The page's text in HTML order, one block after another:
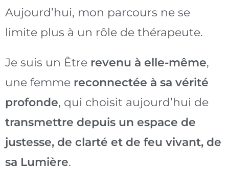
Aujourd’hui, mon parcours ne se
limite plus à un rôle de thérapeute.
Je suis un Être revenu à elle-même,
une femme reconnectée à sa vérité
profonde, qui choisit aujourd’hui de
transmettre depuis un espace de
justesse, de clarté et de feu vivant, de
sa Lumière.